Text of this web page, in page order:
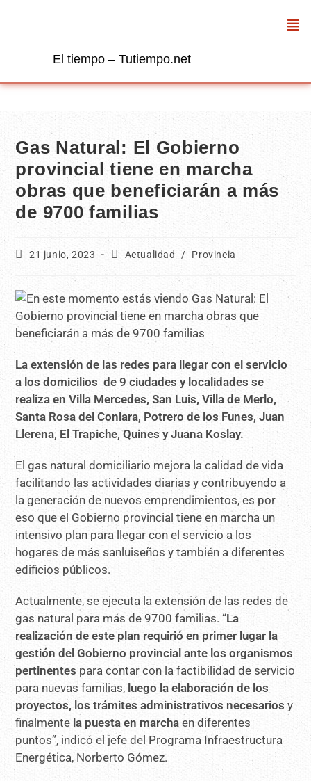
El tiempo – Tutiempo.net
Gas Natural: El Gobierno
provincial tiene en marcha
obras que beneficiarán a más
de 9700 familias
21 junio, 2023 Actualidad / Provincia
La extensión de las redes para llegar con el servicio
a los domicilios de 9 ciudades y localidades se
realiza en Villa Mercedes, San Luis, Villa de Merlo,
Santa Rosa del Conlara, Potrero de los Funes, Juan
Llerena, El Trapiche, Quines y Juana Koslay.
El gas natural domiciliario mejora la calidad de vida
facilitando las actividades diarias y contribuyendo a
la generación de nuevos emprendimientos, es por
eso que el Gobierno provincial tiene en marcha un
intensivo plan para llegar con el servicio a los
hogares de más sanluiseños y también a diferentes
edificios públicos.
Actualmente, se ejecuta la extensión de las redes de
gas natural para más de 9700 familias. “La
realización de este plan requirió en primer lugar la
gestión del Gobierno provincial ante los organismos
pertinentes para contar con la factibilidad de servicio
para nuevas familias, luego la elaboración de los
proyectos, los trámites administrativos necesarios y
finalmente la puesta en marcha en diferentes
puntos”, indicó el jefe del Programa Infraestructura
Energética, Norberto Gómez.